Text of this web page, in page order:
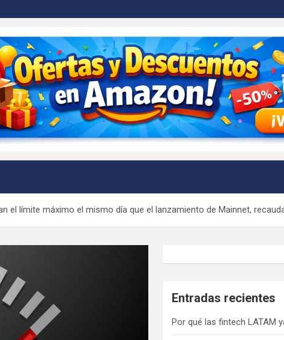
el límite máximo el mismo día que el lanzamiento de Mainnet,
Entradas recientes
Por qué las fintech LATAM